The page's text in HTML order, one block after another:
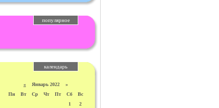
популярное
календарь
« Январь 2022 »
Пн
Вт Ср Чт Пт Сб
Вс
1
2